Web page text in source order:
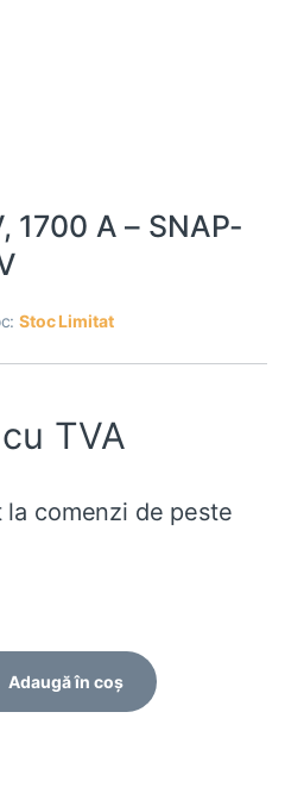
1700 A – SNAP-
Stoc Limitat
cu TVA
comenzi de peste
Adaugă în coș